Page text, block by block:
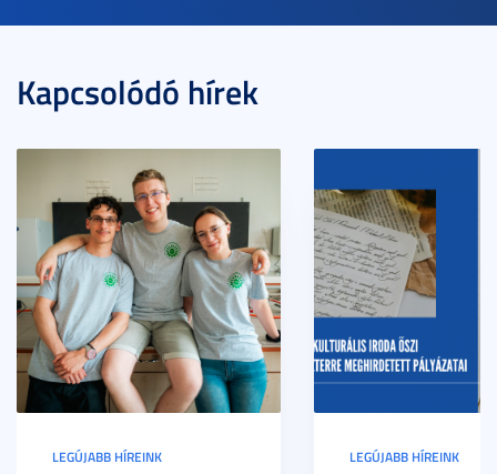
Kapcsolódó hírek
LEGÚJABB HÍREINK LEGÚJABB HÍREINK